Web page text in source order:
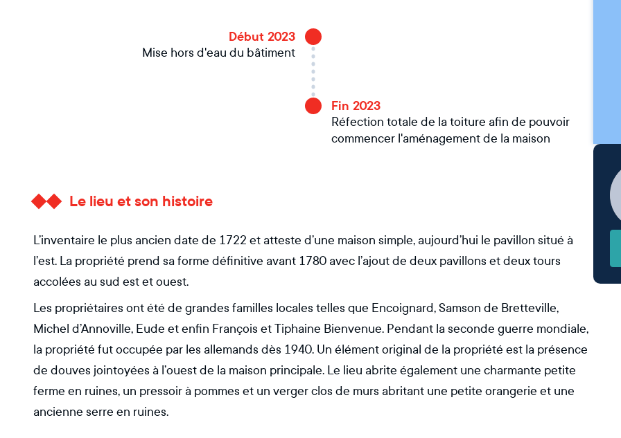
Début 2023
Mise hors d'eau du bâtiment
Fin 2023
Réfection totale de la toiture afin de pouvoir
commencer l'aménagement de la maison
Le lieu et son histoire
L’inventaire le plus ancien date de 1722 et atteste d’une maison simple, aujourd’hui le pavillon situé à
l’est. La propriété prend sa forme définitive avant 1780 avec l’ajout de deux pavillons et deux tours
accolées au sud est et ouest.
Les propriétaires ont été de grandes familles locales telles que Encoignard, Samson de Bretteville,
Michel d’Annoville, Eude et enfin François et Tiphaine Bienvenue. Pendant la seconde guerre mondiale,
la propriété fut occupée par les allemands dès 1940. Un élément original de la propriété est la présence
de douves jointoyées à l’ouest de la maison principale. Le lieu abrite également une charmante petite
ferme en ruines, un pressoir à pommes et un verger clos de murs abritant une petite orangerie et une
ancienne serre en ruines.